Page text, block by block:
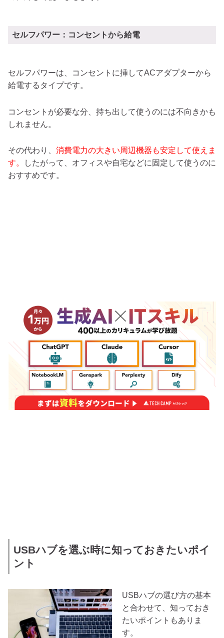
セルフパワー：コンセントから給電
セルフパワーは、コンセントに挿してACアダプターから
給電するタイプです。
コンセントが必要な分、持ち出して使うのには不向きかも
しれません。
その代わり、 消費電力の大きい周辺機器も安定して使えま
す。
したがって、オフィスや自宅などに固定して使うのに
おすすめです。
USBハブを選ぶ時に知っておきたいポイ
ント
USBハブの選び方の基本
と合わせて、知っておき
たいポイントもありま
す。